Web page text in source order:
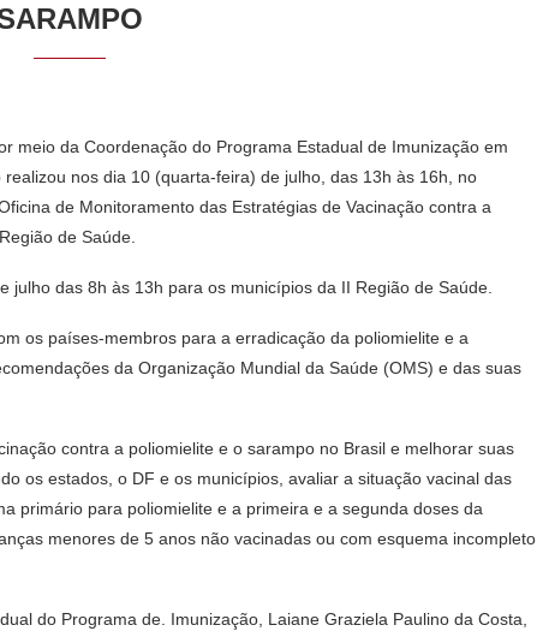
meio da Coordenação do Programa Estadual de Imunização em
nos dia 10 (quarta-feira) de julho, das 13h às 16h, no
de Monitoramento das Estratégias de Vacinação contra a
de Saúde.
das 8h às 13h para os municípios da II Região de Saúde.
os países-membros para a erradicação da poliomielite e a
da Organização Mundial da Saúde (OMS) e das suas
contra a poliomielite e o sarampo no Brasil e melhorar suas
os estados, o DF e os municípios, avaliar a situação vacinal das
primário para poliomielite e a primeira e a segunda doses da
menores de 5 anos não vacinadas ou com esquema incompleto
do Programa de. Imunização, Laiane Graziela Paulino da Costa,